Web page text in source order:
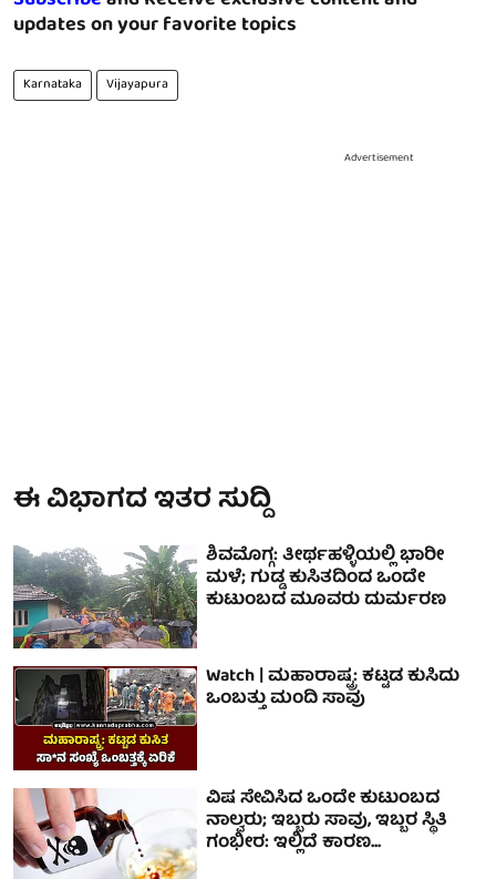
updates on your favorite topics
Karnataka Vijayapura
Advertisement
ಈ ವಿಭಾಗದ ಇತರ ಸುದ್ದಿ
ಶಿವಮೊಗ್ಗ: ತೀರ್ಥಹಳ್ಳಿಯಲ್ಲಿ ಭಾರೀ
ಮಳೆ; ಗುಡ್ಡ ಕುಸಿತದಿಂದ ಒಂದೇ
ಕುಟುಂಬದ ಮೂವರು ದುರ್ಮರಣ
Watch | ಮಹಾರಾಷ್ಟ್ರ: ಕಟ್ಟಡ ಕುಸಿದು
ಒಂಬತ್ತು ಮಂದಿ ಸಾವು
ವಿಷ ಸೇವಿಸಿದ ಒಂದೇ ಕುಟುಂಬದ
ನಾಲ್ವರು; ಇಬ್ಬರು ಸಾವು, ಇಬ್ಬರ ಸ್ಥಿತಿ
ಗಂಭೀರ: ಇಲ್ಲಿದೆ ಕಾರಣ...